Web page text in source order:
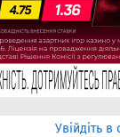
Увійдіть в